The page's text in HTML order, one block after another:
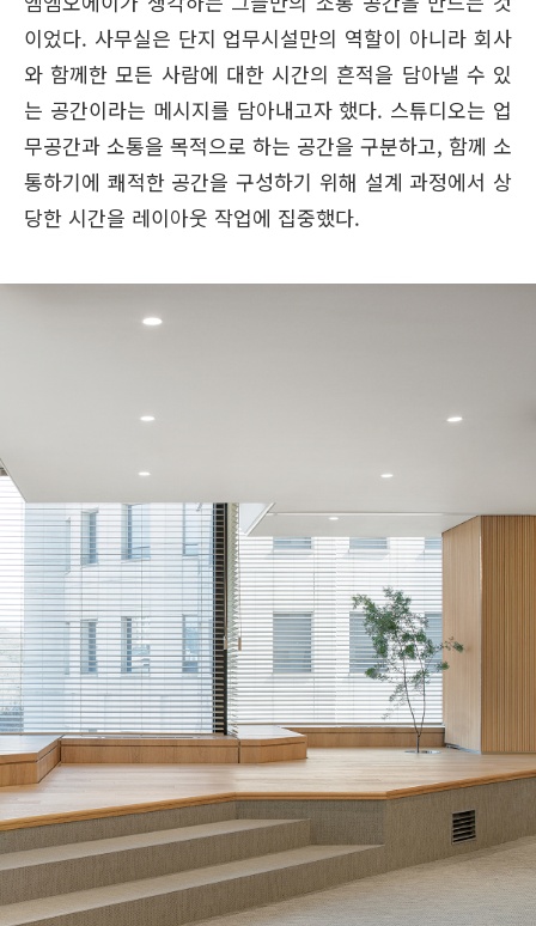
이었다. 사무실은 단지 업무시설만의 역할이 아니라 회사
와 함께한 모든 사람에 대한 시간의 흔적을 담아낼 수 있
는 공간이라는 메시지를 담아내고자 했다. 스튜디오는 업
무공간과 소통을 목적으로 하는 공간을 구분하고, 함께 소
통하기에 쾌적한 공간을 구성하기 위해 설계 과정에서 상
당한 시간을 레이아웃 작업에 집중했다.